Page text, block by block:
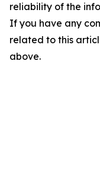
reliability of the
If you have any
related to this
above.